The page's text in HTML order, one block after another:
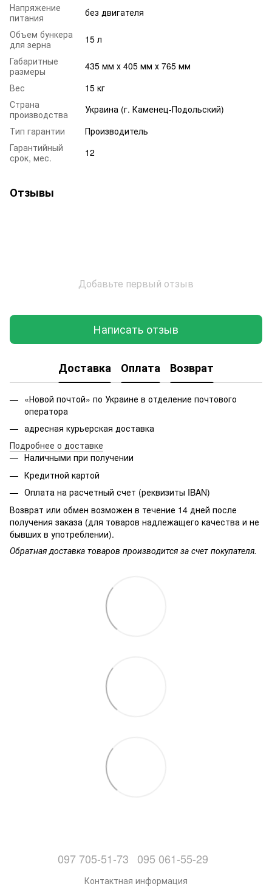
Напряжение
питания
без двигателя
Объем бункера
для зерна
15 л
Габаритные
размеры
435 мм х 405 мм х 765 мм
Вес
15 кг
Страна
производства
Украина (г. Каменец-Подольский)
Тип гарантии
Производитель
Гарантийный
срок, мес.
12
Отзывы
Добавьте первый отзыв
Написать отзыв
Доставка Оплата Возврат
«Новой почтой» по Украине в отделение почтового
оператора
адресная курьерская доставка
Подробнее о доставке
Наличными при получении
Кредитной картой
Оплата на расчетный счет (реквизиты IBAN)
Возврат или обмен возможен в течение 14 дней после
получения заказа (для товаров надлежащего качества и не
бывших в употреблении).
Обратная доставка товаров производится за счет покупателя.
097 705-51-73 095 061-55-29
Контактная информация